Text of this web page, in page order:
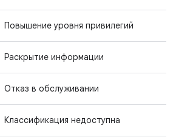
Повышение уровня привилегий
Раскрытие информации
Отказ в обслуживании
Классификация недоступна